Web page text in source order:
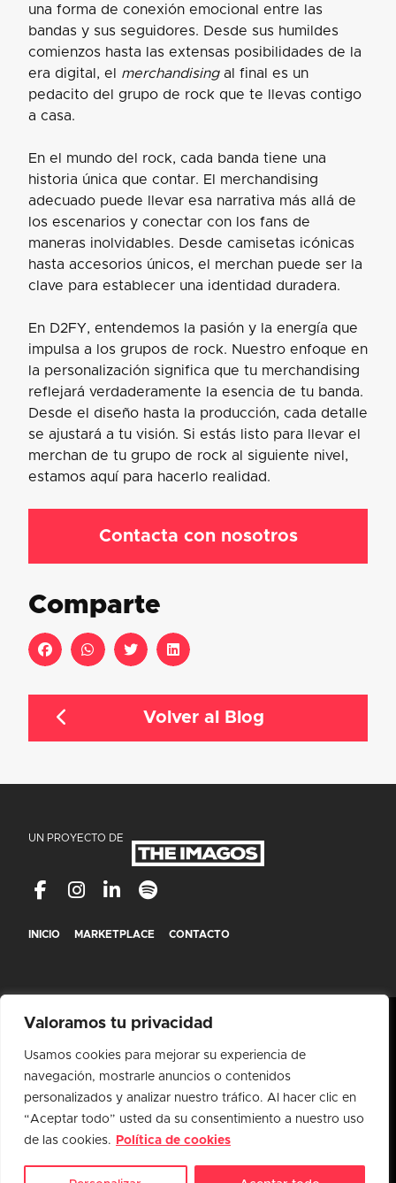
Valoramos tu privacidad
Usamos cookies para mejorar su experiencia de
navegación, mostrarle anuncios o contenidos
personalizados y analizar nuestro tráfico. Al hacer clic en
“Aceptar todo” usted da su consentimiento a nuestro uso
de las cookies.
Política de cookies
una forma de conexión emocional entre las
bandas y sus seguidores. Desde sus humildes
comienzos hasta las extensas posibilidades de la
era digital, el merchandisingal final es un
pedacito del grupo de rock que te llevas contigo
a casa.
En el mundo del rock, cada banda tiene una
historia única que contar. El merchandising
adecuado puede llevar esa narrativa más allá de
los escenarios y conectar con los fans de
maneras inolvidables. Desde camisetas icónicas
hasta accesorios únicos, el merchan puede ser la
clave para establecer una identidad duradera.
En D2FY, entendemos la pasión y la energía que
impulsa a los grupos de rock. Nuestro enfoque en
la personalización significa que tu merchandising
reflejará verdaderamente la esencia de tu banda.
Desde el diseño hasta la producción, cada detalle
se ajustará a tu visión. Si estás listo para llevar el
merchan de tu grupo de rock al siguiente nivel,
estamos aquí para hacerlo realidad.
Contacta con nosotros
Volver al Blog
Comparte
UN PROYECTO DE
INICIO MARKETPLACE CONTACTO